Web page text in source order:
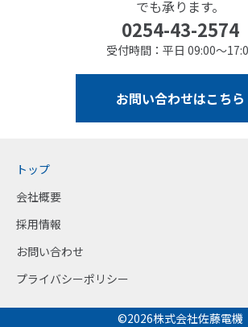
でも承ります。
0254-43-2574
受付時間：平日 09:00～
お問い合わせはこちら
トップ
会社概要
採用情報
お問い合わせ
プライバシーポリシー
©2026株式会社佐藤電機